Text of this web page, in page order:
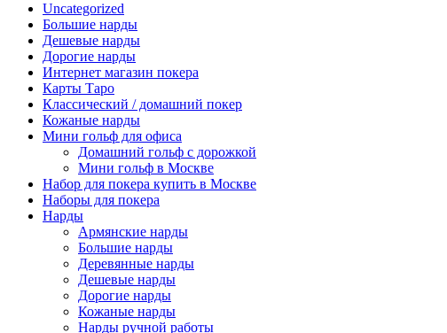
Uncategorized
Большие нарды
Дешевые нарды
Дорогие нарды
Интернет магазин покера
Карты Таро
Классический / домашний покер
Кожаные нарды
Мини гольф для офиса
Домашний гольф с дорожкой
Мини гольф в Москве
Набор для покера купить в Москве
Наборы для покера
Нарды
Армянские нарды
Большие нарды
Деревянные нарды
Дешевые нарды
Дорогие нарды
Кожаные нарды
Нарды ручной работы